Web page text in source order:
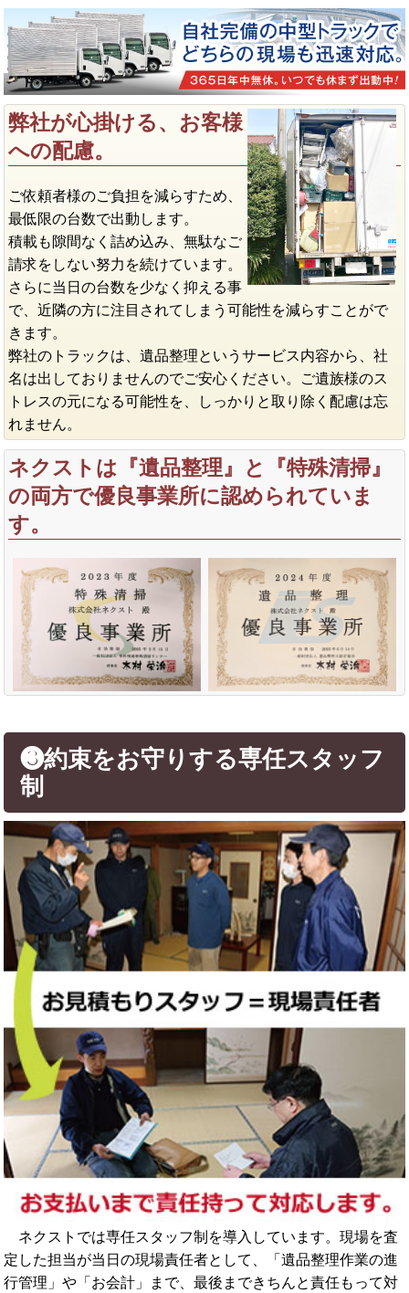
弊社が心掛ける、お客様
への配慮。
ご依頼者様のご負担を減らすため、
最低限の台数で出動します。
積載も隙間なく詰め込み、無駄なご
請求をしない努力を続けています。
さらに当日の台数を少なく抑える事
で、近隣の方に注目されてしまう可能性を減らすことがで
きます。
弊社のトラックは、遺品整理というサービス内容から、社
名は出しておりませんのでご安心ください。ご遺族様のス
トレスの元になる可能性を、しっかりと取り除く配慮は忘
れません。
ネクストは『遺品整理』と『特殊清掃』
の両方で優良事業所に認められていま
す。
❸約束をお守りする専任スタッフ
制
ネクストでは専任スタッフ制を導入しています。現場を査
定した担当が当日の現場責任者として、「遺品整理作業の進
行管理」や「お会計」まで、最後まできちんと責任もって対